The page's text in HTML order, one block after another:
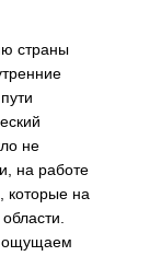
страны
не
на работе
которые на
ощущаем